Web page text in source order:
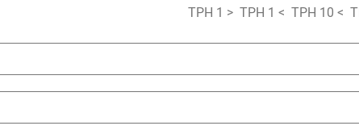
> 10 TPH
> 1 TPH
< 1 TPH